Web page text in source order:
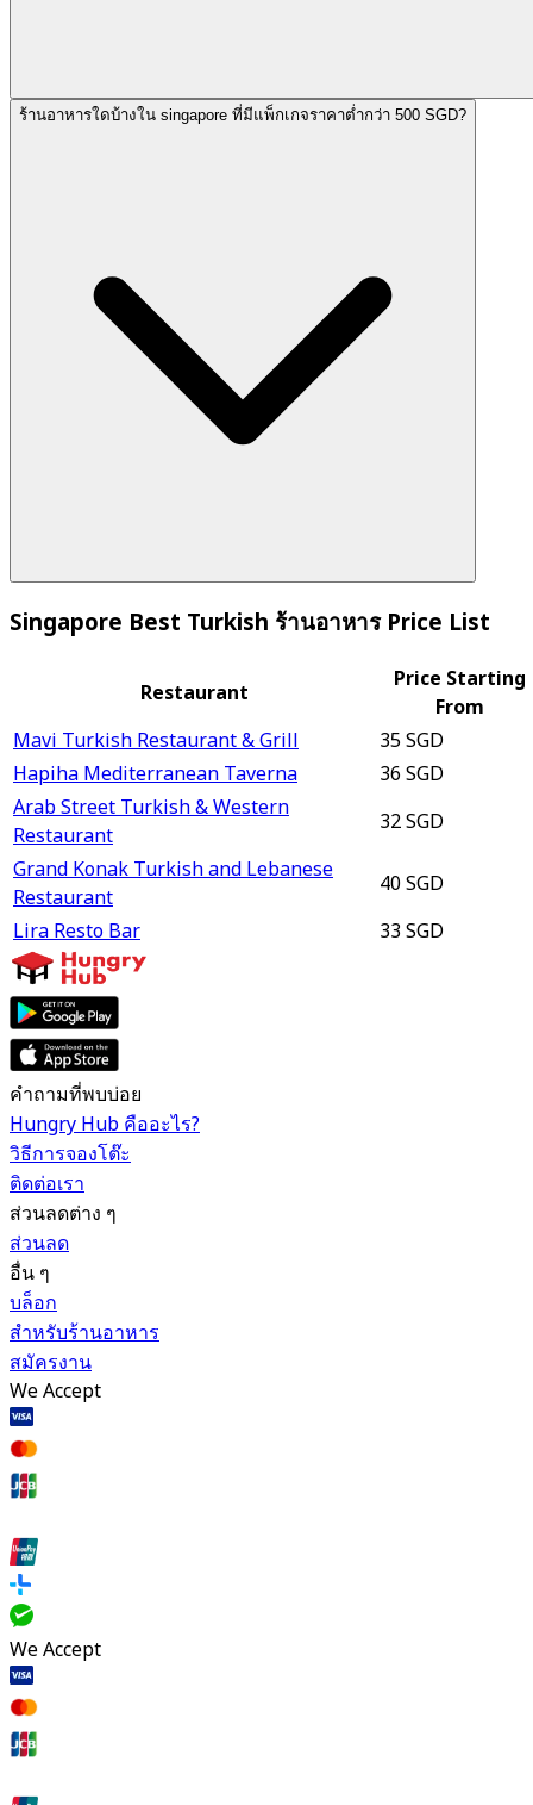
ร้านอาหารใดบ้างใน singapore ที่มีแพ็กเกจราคาต่ำกว่า 500 SGD?
Singapore Best Turkish ร้านอาหาร Price List
Restaurant
Price Starting
From
Mavi Turkish Restaurant & Grill
35 SGD
Hapiha Mediterranean Taverna
36 SGD
Arab Street Turkish & Western
Restaurant
32 SGD
Grand Konak Turkish and Lebanese
Restaurant
40 SGD
Lira Resto Bar
33 SGD
คำถามที่พบบ่อย
Hungry Hub คืออะไร?
วิธีการจองโต๊ะ
ติดต่อเรา
ส่วนลดต่าง ๆ
ส่วนลด
อื่น ๆ
บล็อก
สำหรับร้านอาหาร
สมัครงาน
We Accept
We Accept